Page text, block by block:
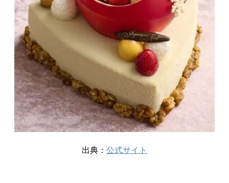
出典： 公式サイト